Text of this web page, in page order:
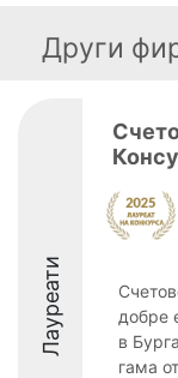
Други
Лауреати
добре
в
гама